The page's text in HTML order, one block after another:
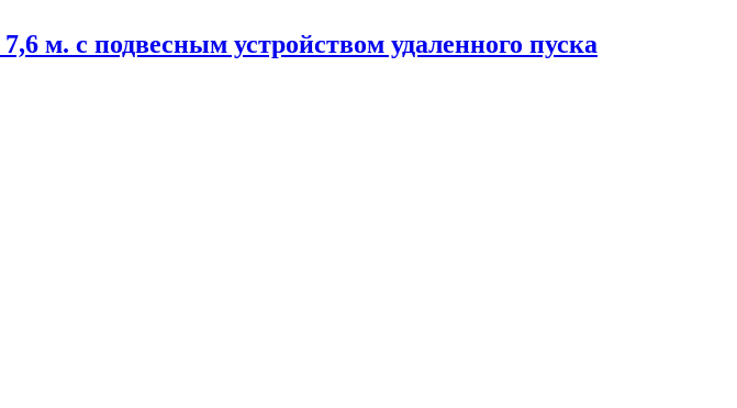
м. с подвесным устройством удаленного пуска